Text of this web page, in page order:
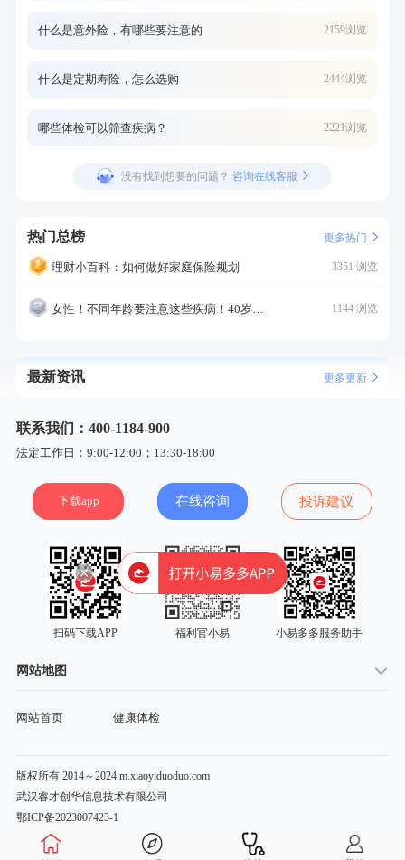
什么是意外险，有哪些要注意的 2159浏览
什么是定期寿险，怎么选购 2444浏览
哪些体检可以筛查疾病？ 2221浏览
没有找到想要的问题？ 咨询在线客服
热门总榜 更多热门
理财小百科：如何做好家庭保险规划 3351 浏览
女性！不同年龄要注意这些疾病！40岁的这个疾病最需要注意！ 1144 浏览
最新资讯 更多更新
联系我们：400-1184-900
法定工作日：9:00-12:00；13:30-18:00
下载app 在线咨询 投诉建议
扫码下载APP 福利官小易 小易多多服务助手
网站地图
网站首页 健康体检
版权所有 2014～2024 m.xiaoyiduoduo.com
武汉睿才创华信息技术有限公司
鄂ICP备2023007423-1